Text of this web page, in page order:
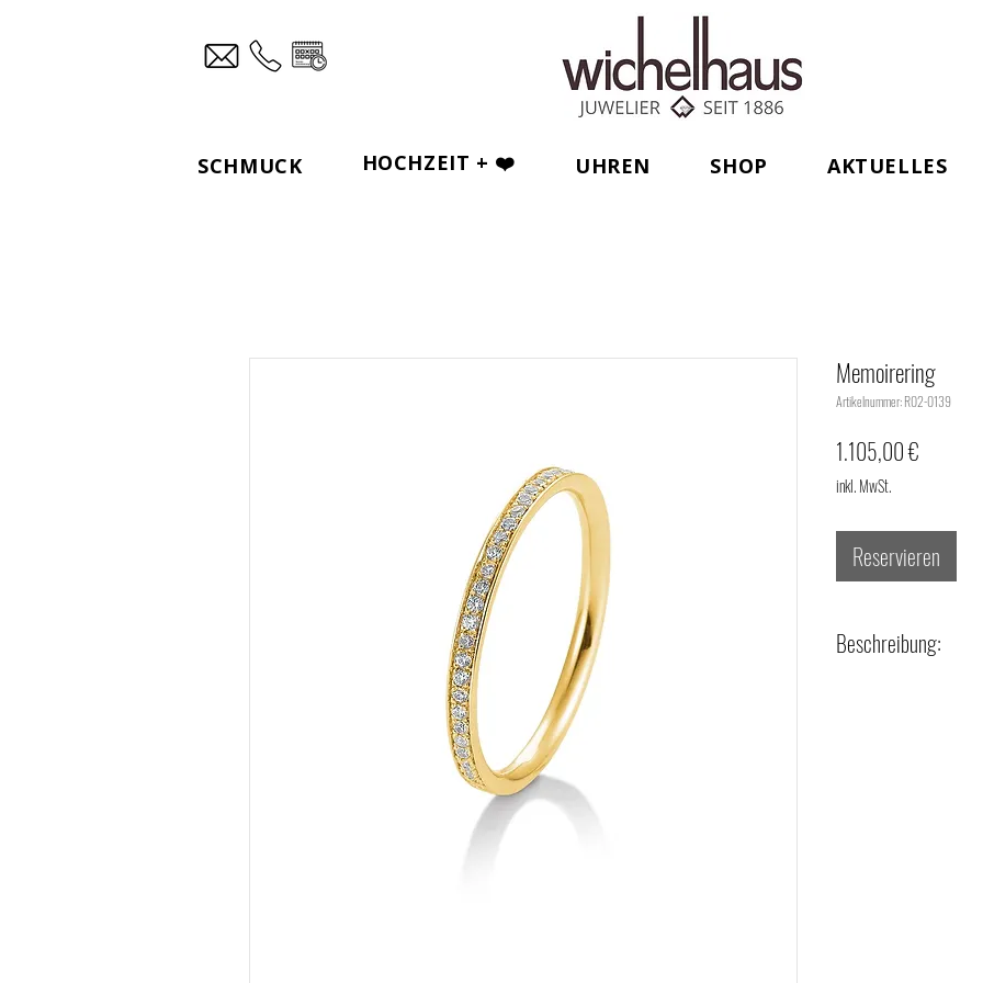
SCHMUCK HOCHZEIT + ❤️ UHREN SHOP AKTUELLES
Memoirering
Artikelnummer: R02-0139
1.105,00 €
inkl. MwSt.
Reservieren
Beschreibung: